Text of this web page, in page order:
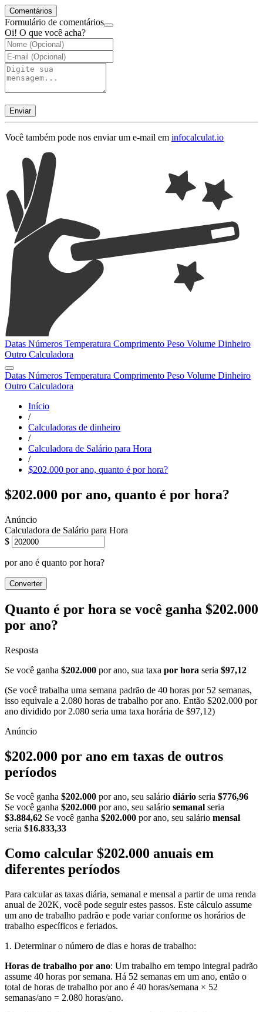
Comentários
Formulário de comentários
Oi! O que você acha?
Enviar
Você também pode nos enviar um e-mail em infocalculat.io
Datas Números Temperatura Comprimento Peso Volume Dinheiro
Outro Calculadora
Datas Números Temperatura Comprimento Peso Volume Dinheiro
Outro Calculadora
Início
/
Calculadoras de dinheiro
/
Calculadora de Salário para Hora
/
$202.000 por ano, quanto é por hora?
$202.000 por ano, quanto é por hora?
Calculadora de Salário para Hora
$
por ano é quanto por hora?
Converter
Quanto é por hora se você ganha $202.000
por ano?
Resposta
Se você ganha $202.000 por ano, sua taxa por hora seria $97,12
(Se você trabalha uma semana padrão de 40 horas por 52 semanas,
isso equivale a 2.080 horas de trabalho por ano. Então $202.000 por
ano dividido por 2.080 seria uma taxa horária de $97,12)
$202.000 por ano em taxas de outros
períodos
Se você ganha $202.000 por ano, seu salário diário seria $776,96
Se você ganha $202.000 por ano, seu salário semanal seria
$3.884,62 Se você ganha $202.000 por ano, seu salário mensal
seria $16.833,33
Como calcular $202.000 anuais em
diferentes períodos
Para calcular as taxas diária, semanal e mensal a partir de uma renda
anual de 202K, você pode seguir estes passos. Este cálculo assume
um ano de trabalho padrão e pode variar conforme os horários de
trabalho específicos e feriados.
1. Determinar o número de dias e horas de trabalho:
Horas de trabalho por ano: Um trabalho em tempo integral padrão
assume 40 horas por semana. Há 52 semanas em um ano, então o
total de horas de trabalho por ano é 40 horas/semana × 52
semanas/ano = 2.080 horas/ano.